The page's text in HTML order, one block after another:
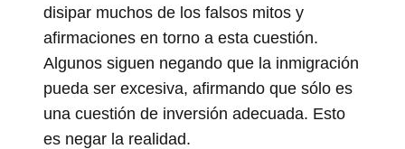
disipar muchos de los falsos mitos y
afirmaciones en torno a esta cuestión.
Algunos siguen negando que la inmigración
pueda ser excesiva, afirmando que sólo es
una cuestión de inversión adecuada. Esto
es negar la realidad.